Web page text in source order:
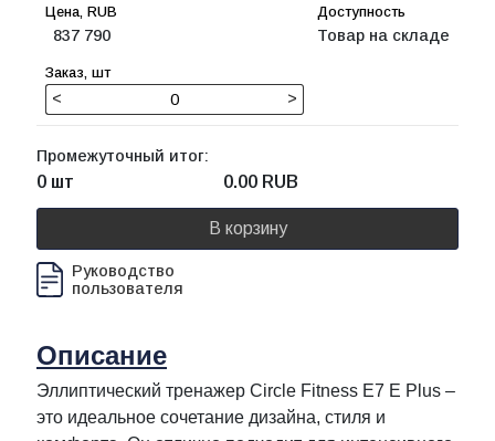
837 790 Товар на складе
< >
Руководство
пользователя
Промежуточный итог:
0 шт 0.00 RUB
В корзину
Описание
Эллиптический тренажер Circle Fitness E7 E Plus –
это идеальное сочетание дизайна, стиля и